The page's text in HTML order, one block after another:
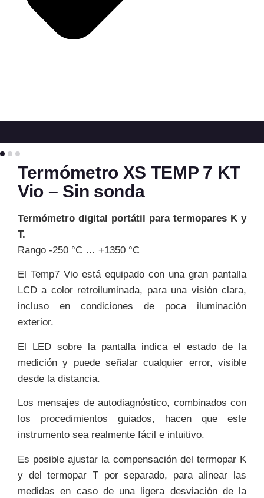
Termómetro XS TEMP 7 KT
Vio – Sin sonda
Termómetro digital portátil para termopares K y
T.
Rango -250 °C … +1350 °C
El Temp7 Vio está equipado con una gran pantalla
LCD a color retroiluminada, para una visión clara,
incluso en condiciones de poca iluminación
exterior.
El LED sobre la pantalla indica el estado de la
medición y puede señalar cualquier error, visible
desde la distancia.
Los mensajes de autodiagnóstico, combinados con
los procedimientos guiados, hacen que este
instrumento sea realmente fácil e intuitivo.
Es posible ajustar la compensación del termopar K
y del termopar T por separado, para alinear las
medidas en caso de una ligera desviación de la